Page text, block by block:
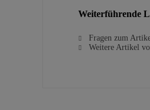
Weiterführende
Fragen zum
Weitere Artikel